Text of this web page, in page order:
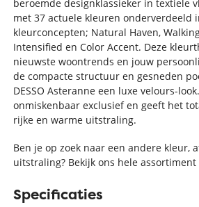
beroemde designklassieker in textiele
met 37 actuele kleuren onderverdeeld
kleurconcepten; Natural Haven,
Intensified en Color Accent. Deze
nieuwste woontrends en jouw
de compacte structuur en gesneden
DESSO Asteranne een luxe velours-
onmiskenbaar exclusief en geeft het
rijke en warme uitstraling.
Ben je op zoek naar een andere kleur,
uitstraling? Bekijk ons hele
Specificaties